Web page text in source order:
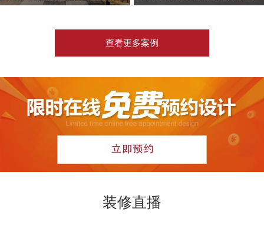
查看更多案例
装修直播